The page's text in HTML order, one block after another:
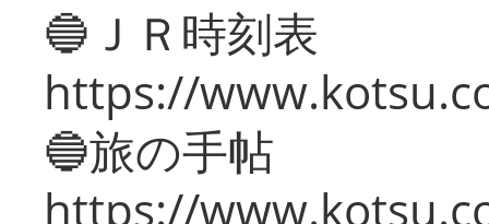
🔵ＪＲ時刻表
https://
🔵旅の手帖
https://